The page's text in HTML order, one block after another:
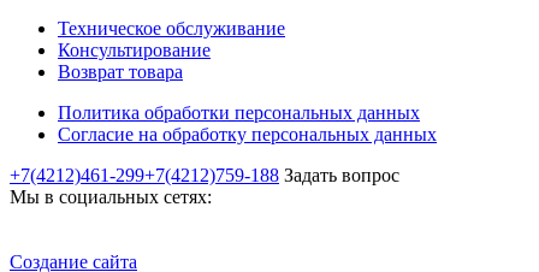
Техническое обслуживание
Консультирование
Возврат товара
Политика обработки персональных данных
Согласие на обработку персональных данных
+7(4212)461-299+7(4212)759-188 Задать вопрос
Мы в социальных сетях:
Создание сайта